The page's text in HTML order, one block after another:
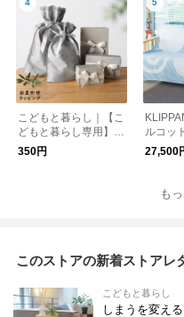
こどもと暮らし｜【こ
どもと暮らし専用】お
まかせラッピング
350円
ルコッ
ランケ
ィー
27,500
も
このストアの新着ストアレ
こどもと暮らし
しまうを変え